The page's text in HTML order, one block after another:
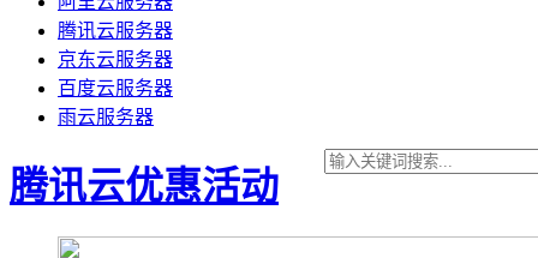
腾讯云服务器
京东云服务器
百度云服务器
雨云服务器
腾讯云优惠活动